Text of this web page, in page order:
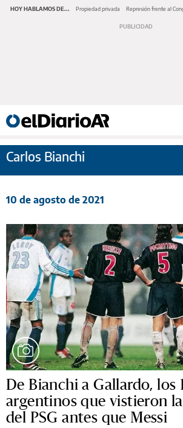
HOY HABLAMOS DE... Propiedad privada Represión frente al
Carlos Bianchi
10 de agosto de 2021
De Bianchi a Gallardo, los
argentinos que vistieron
del PSG antes que Messi